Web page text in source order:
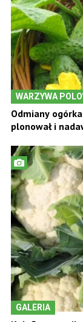
WARZYWA
Odmiany
plonował i
GALERIA